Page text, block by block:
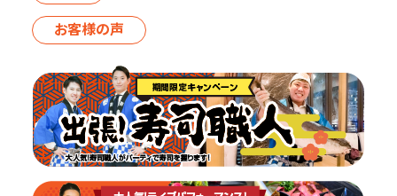
お客様の声